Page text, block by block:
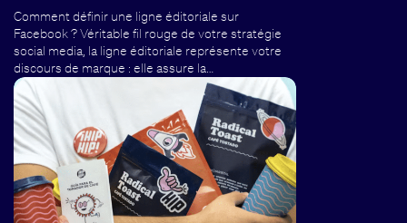
Comment définir une ligne éditoriale sur
Facebook ? Véritable fil rouge de votre stratégie
social media, la ligne éditoriale représente votre
discours de marque : elle assure la…